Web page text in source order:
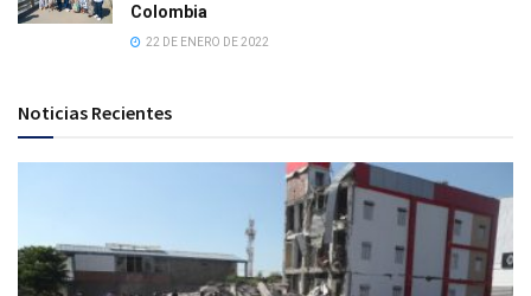
Colombia
22 DE ENERO DE 2022
Noticias Recientes